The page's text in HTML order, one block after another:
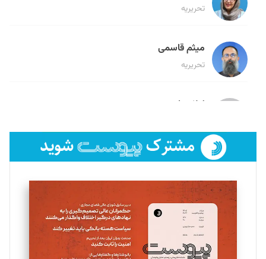
تحریریه
میثم قاسمی
تحریریه
لیلا حنارود
فائزه فتحی رستمی
تحریریه
سروش کرمیان
تحریریه